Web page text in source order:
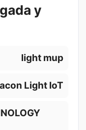
y
light mup
Light IoT